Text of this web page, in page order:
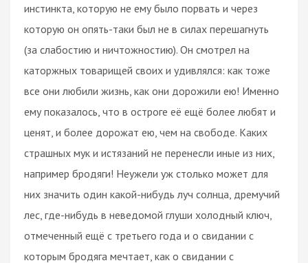
инстинкта, которую не ему было порвать и через
которую он опять-таки был не в силах перешагнуть
(за слабостию и ничтожностию). Он смотрел на
каторжных товарищей своих и удивлялся: как тоже
все они любили жизнь, как они дорожили ею! Именно
ему показалось, что в остроге её ещё более любят и
ценят, и более дорожат ею, чем на свободе. Каких
страшных мук и истязаний не перенесли иные из них,
например бродяги! Неужели уж столько может для
них значить один какой-нибудь луч солнца, дремучий
лес, где-нибудь в неведомой глуши холодный ключ,
отмеченный ещё с третьего года и о свидании с
которым бродяга мечтает, как о свидании с